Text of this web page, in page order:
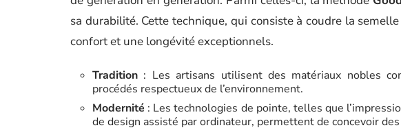
sa durabilité. Cette technique, qui consiste à coudre la
confort et une longévité exceptionnels.
Tradition : Les artisans utilisent des matériaux nobles
procédés respectueux de l’environnement.
Modernité : Les technologies de pointe, telles que
de design assisté par ordinateur, permettent de concevoir